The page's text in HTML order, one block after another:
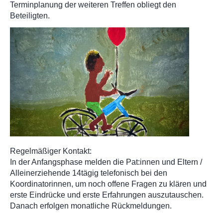
Terminplanung der weiteren Treffen obliegt den
Beteiligten.
Regelmäßiger Kontakt:
In der Anfangsphase melden die Pat:innen und Eltern /
Alleinerziehende 14tägig telefonisch bei den
Koordinatorinnen, um noch offene Fragen zu klären und
erste Eindrücke und erste Erfahrungen auszutauschen.
Danach erfolgen monatliche Rückmeldungen.